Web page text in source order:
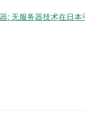
: 无服务器技术在日本